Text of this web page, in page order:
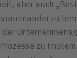
Zuweiser
aber auch
zu
zu